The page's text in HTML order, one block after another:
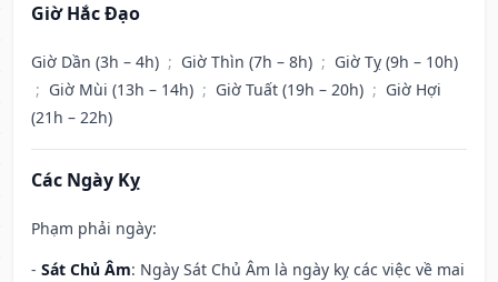
Giờ Hắc Đạo
Giờ Dần (3h – 4h) ; Giờ Thìn (7h – 8h) ; Giờ Tỵ (9h – 10h)
; Giờ Mùi (13h – 14h) ; Giờ Tuất (19h – 20h) ; Giờ Hợi
(21h – 22h)
Các Ngày Kỵ
Phạm phải ngày:
- Sát Chủ Âm: Ngày Sát Chủ Âm là ngày kỵ các việc về mai